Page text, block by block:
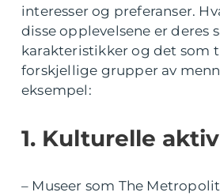
interesser og preferanser.
disse opplevelsene er deres
karakteristikker og det som
forskjellige grupper av
eksempel:
1. Kulturelle
– Museer som The